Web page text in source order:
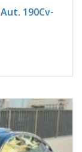
190Cv-